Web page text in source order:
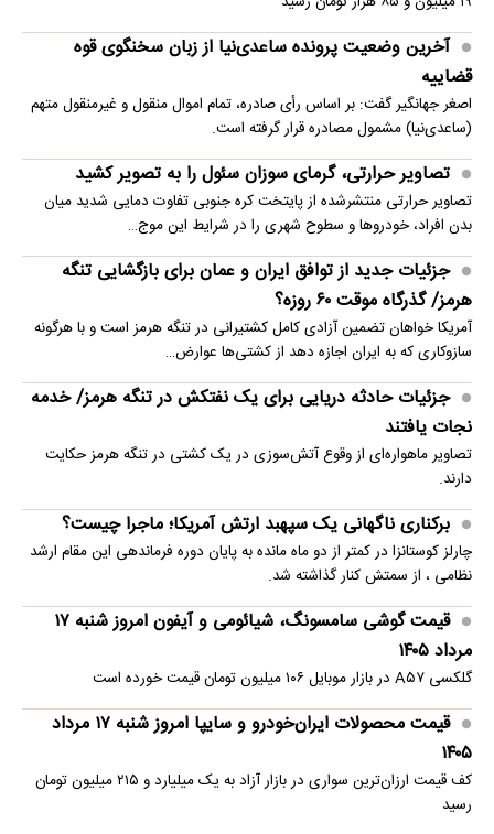
آخرین وضعیت پرونده ساعدی‌نیا از زبان سخنگوی قوه
قضاییه
اصغر جهانگیر گفت: بر اساس رأی صادره، تمام اموال منقول و غیرمنقول متهم
(ساعدی‌نیا) مشمول مصادره قرار گرفته است.
تصاویر حرارتی، گرمای سوزان سئول را به تصویر کشید
تصاویر حرارتی منتشرشده از پایتخت کره جنوبی تفاوت دمایی شدید میان
بدن افراد، خودروها و سطوح شهری را در شرایط این موج…
جزئیات جدید از توافق ایران و عمان برای بازگشایی تنگه
هرمز/ گذرگاه موقت ۶۰ روزه؟
آمریکا خواهان تضمین آزادی کامل کشتیرانی در تنگه هرمز است و با هرگونه
سازوکاری که به ایران اجازه دهد از کشتی‌ها عوارض…
جزئیات حادثه دریایی برای یک نفتکش در تنگه هرمز/ خدمه
نجات یافتند
تصاویر ماهو‌اره‌ای از وقوع آتش‌سوزی در یک کشتی در تنگه هرمز حکایت
دارند.
برکناری ناگهانی یک سپهبد ارتش آمریکا؛ ماجرا چیست؟
چارلز کوستانزا در کمتر از دو ماه مانده به پایان دوره فرماندهی این مقام ارشد
نظامی ، از سمتش کنار گذاشته شد.
قیمت گوشی سامسونگ، شیائومی و آیفون امروز شنبه ۱۷
مرداد ۱۴۰۵
گلکسی A۵۷ در بازار موبایل ۱۰۶ میلیون تومان قیمت خورده است
قیمت محصولات ایران‌خودرو و سایپا امروز شنبه ۱۷ مرداد
۱۴۰۵
کف قیمت ارزان‌ترین سواری در بازار آزاد به یک میلیارد و ۲۱۵ میلیون تومان
رسید